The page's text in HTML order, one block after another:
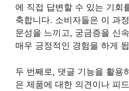
에 직접 답변할 수 있는 기회
축합니다. 소비자들은 이 과
문성을 느끼고, 궁금증을 신
매우 긍정적인 경험을 하게
두 번째로, 댓글 기능을 활용
은 제품에 대한 의견이나 피